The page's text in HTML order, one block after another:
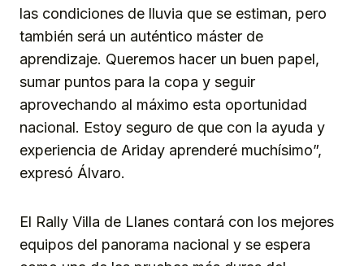
las condiciones de lluvia que se estiman, pero
también será un auténtico máster de
aprendizaje. Queremos hacer un buen papel,
sumar puntos para la copa y seguir
aprovechando al máximo esta oportunidad
nacional. Estoy seguro de que con la ayuda y
experiencia de Ariday aprenderé muchísimo”,
expresó Álvaro.
El Rally Villa de Llanes contará con los mejores
equipos del panorama nacional y se espera